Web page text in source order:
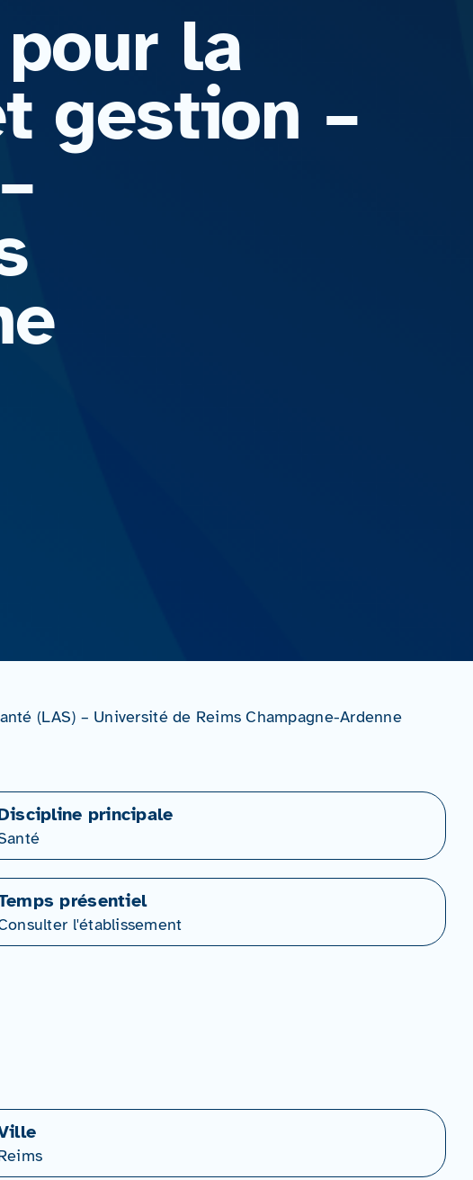
la
gestion –
(LAS) – Université de Reims Champagne-Ardenne
principale
présentiel
l'établissement